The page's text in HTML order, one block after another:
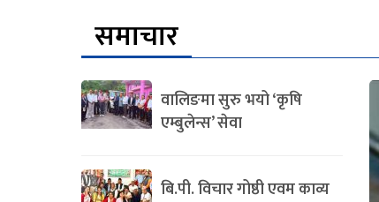
समाचार
वालिङमा सुरु भयो ‘कृषि
एम्बुलेन्स’ सेवा
बि.पी. विचार गोष्ठी एवम काव्य